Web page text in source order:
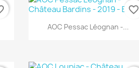
Aperçu rapide
AOC Pessac Léognan -...
favorite_border